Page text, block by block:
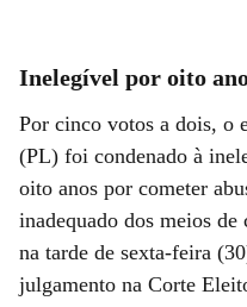
Inelegível por oito
Por cinco votos a dois, o
(PL) foi condenado à
oito anos por cometer
inadequado dos meios de
na tarde de sexta-feira
julgamento na Corte